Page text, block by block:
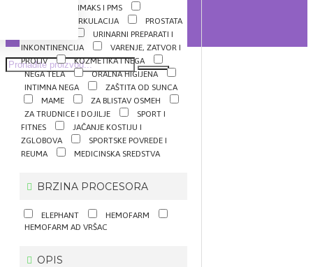
KLIMAKS I PMS
MEMORIJA I CIRKULACIJA
PROSTATA
URINARNI PREPARATI I
INKONTINENCIJA
VARENJE, ZATVOR I
PROLIV
KOZMETIKA I NEGA
NEGA TELA
ORALNA HIGIJENA
INTIMNA NEGA
ZAŠTITA OD SUNCA
MAME
ZA BLISTAV OSMEH
ZA TRUDNICE I DOJILJE
SPORT I
FITNES
JAČANJE KOSTIJU I
ZGLOBOVA
SPORTSKE POVREDE I
REUMA
MEDICINSKA SREDSTVA
BRZINA PROCESORA
ELEPHANT
HEMOFARM
HEMOFARM AD VRŠAC
OPIS